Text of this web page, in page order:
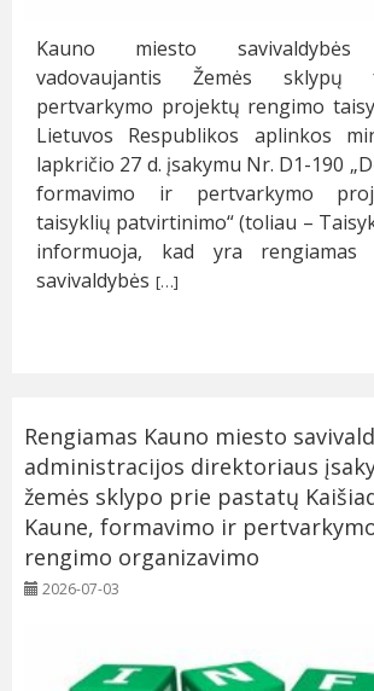
Kauno miesto savivaldybės
vadovaujantis Žemės sklypų
pertvarkymo projektų rengimo
Lietuvos Respublikos aplinkos
lapkričio 27 d. įsakymu Nr. D1-190
formavimo ir pertvarkymo
taisyklių patvirtinimo“ (toliau –
informuoja, kad yra rengiamas
savivaldybės […]
Rengiamas Kauno miesto
administracijos direktoriaus
žemės sklypo prie pastatų
Kaune, formavimo ir
rengimo organizavimo
2026-07-03